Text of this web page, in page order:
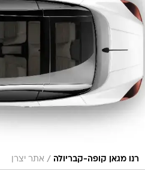
רנו מגאן קופה-קבריולה / אתר יצרן